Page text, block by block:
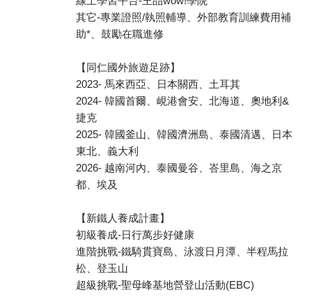
其它-專業證照/執照輔導、外部教育訓練費用補
助*、鼓勵在職進修
【同仁國外旅遊足跡】
2023- 馬來西亞、日本關西、土耳其
2024- 韓國首爾、峴港會安、北海道、奧地利&
捷克
2025- 韓國釜山、韓國濟洲島、泰國清邁、日本
東北、義大利
2026- 越南河內、泰國曼谷、峇里島、海之京
都、埃及
【新鐵人養成計畫】
初級養成-日行萬步好健康
進階挑戰-鐵騎貫寶島、泳渡日月潭、半程馬拉
松、登玉山
超級挑戰-聖母峰基地營登山活動(EBC)